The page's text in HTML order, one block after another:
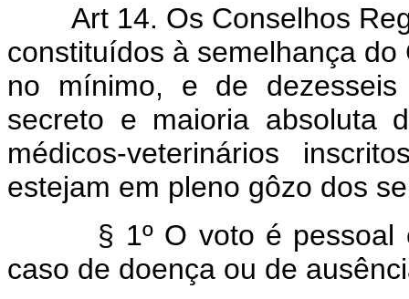
Art 14. Os Conselhos
constituídos à semelhança
no mínimo, e de
secreto e maioria absoluta
médicos-veterinários
estejam em pleno gôzo dos
§ 1º O voto é pessoal
caso de doença ou de